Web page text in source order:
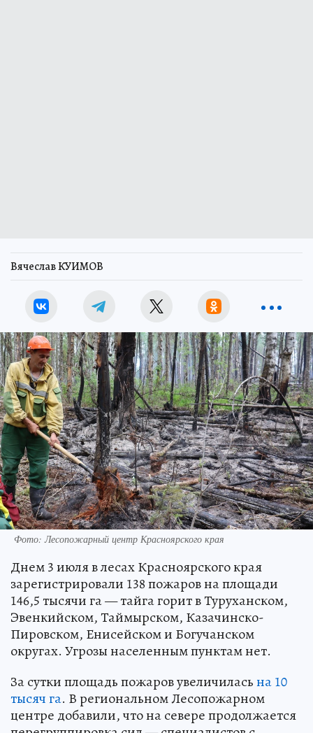
Вячеслав КУИМОВ
Фото: Лесопожарный центр Красноярского края
Днем 3 июля в лесах Красноярского края
зарегистрировали 138 пожаров на площади
146,5 тысячи га — тайга горит в Туруханском,
Эвенкийском, Таймырском, Казачинско-
Пировском, Енисейском и Богучанском
округах. Угрозы населенным пунктам нет.
За сутки площадь пожаров увеличиласьна 10
тысяч га. В региональном Лесопожарном
центре добавили, что на севере продолжается